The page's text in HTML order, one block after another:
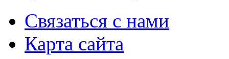
Связаться с нами
Карта сайта